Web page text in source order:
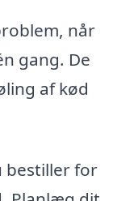
når
gang. De
af kød
bestiller for